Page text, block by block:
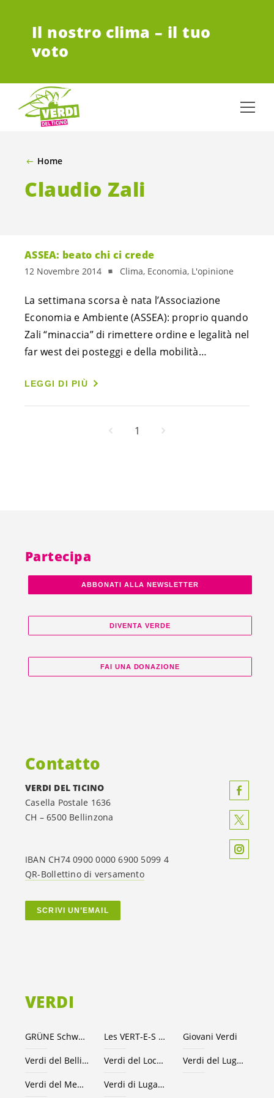
Il nostro clima – il tuo
voto
Home
Claudio Zali
ASSEA: beato chi ci crede
12 Novembre 2014 Clima, Economia, L'opinione
La settimana scorsa è nata l’Associazione
Economia e Ambiente (ASSEA): proprio quando
Zali “minaccia” di rimettere ordine e legalità nel
far west dei posteggi e della mobilità…
LEGGI DI PIÙ
1
VERDI
GRÜNE Schweiz Les VERT-E-S suisses Giovani Verdi
Verdi del Bellinzonese e valli Verdi del Locarnese Verdi del Luganese
Verdi del Mendrisiotto Verdi di Lugano
Partecipa
ABBONATI ALLA NEWSLETTER
DIVENTA VERDE
FAI UNA DONAZIONE
Contatto
VERDI DEL TICINO
Casella Postale 1636
CH – 6500 Bellinzona
IBAN CH74 0900 0000 6900 5099 4
QR-Bollettino di versamento
SCRIVI UN’EMAIL